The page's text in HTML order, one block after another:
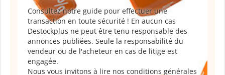
Consultez notre guide pour effectuer une
transaction en toute sécurité ! En aucun cas
Destockplus ne peut être tenu responsable des
annonces publiées. Seule la responsabilité du
vendeur ou de l'acheteur en cas de litige est
engagée.
Nous vous invitons à lire nos conditions générales